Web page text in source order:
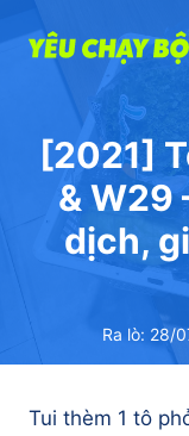
[2021]
& W29
dịch,
Ra lò: 28/
Tui thèm 1 tô